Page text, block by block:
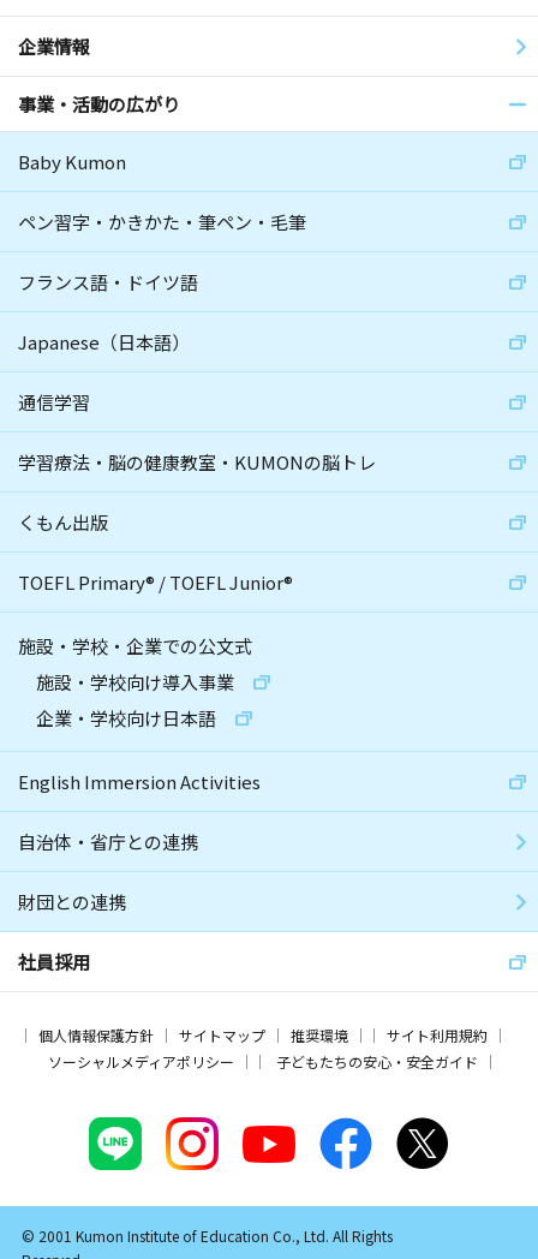
企業情報
事業・活動の広がり
Baby Kumon
ペン習字・かきかた・筆ペン・毛筆
フランス語・ドイツ語
Japanese（日本語）
通信学習
学習療法・脳の健康教室・KUMONの脳トレ
くもん出版
TOEFL Primary® /TOEFL Junior®
施設・学校・企業での公文式
施設・学校向け導入事業
企業・学校向け日本語
English Immersion Activities
自治体・省庁との連携
財団との連携
社員採用
個人情報保護方針 サイトマップ 推奨環境
サイト利用規約
ソーシャルメディアポリシー
子どもたちの安心・安全ガイド
© 2001 Kumon Institute of Education Co., Ltd. All Rights